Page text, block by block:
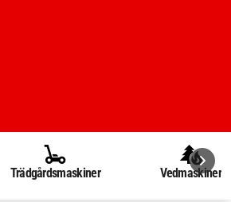
Trädgårdsmaskiner Vedmaskiner